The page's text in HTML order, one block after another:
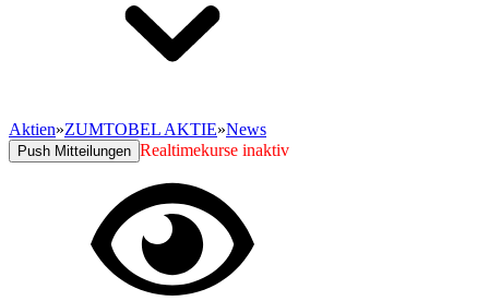
Aktien»ZUMTOBEL AKTIE»News
Push Mitteilungen Realtimekurse inaktiv